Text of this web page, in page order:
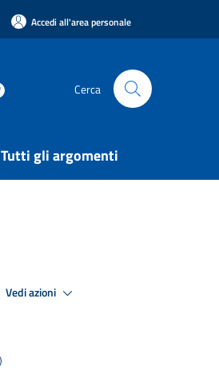
Accedi all'area personale
Cerca
Tutti gli argomenti
Vedi azioni